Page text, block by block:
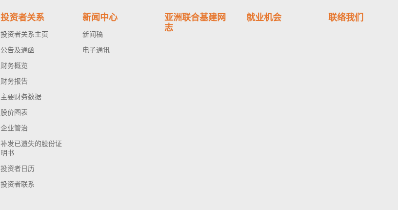
投资者关系
投资者关系主页
公告及通函
财务概览
财务报告
主要财务数据
股价图表
企业管治
补发已遗失的股份证
明书
投资者日历
投资者联系
新闻中心
新闻稿
电子通讯
亚洲联合基建网
志
就业机会 联络我们